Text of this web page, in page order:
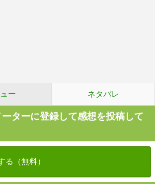
ー ネタバレ
ターに登録して感想を投稿して
る（無料）